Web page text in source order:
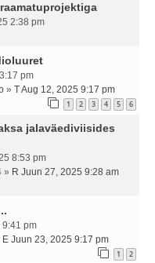
2:38 pm
pm
» T Aug 12, 2025 9:17 pm
1 2 3 4 5 6
jalaväediviisides
8:53 pm
» R Juun 27, 2025 9:28 am
9:41 pm
E Juun 23, 2025 9:17 pm
1 2